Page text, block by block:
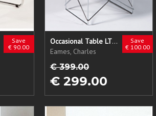
Save
€ 90.00
Save
€ 100.00
Occasional Table LTR auf Lager
Eames, Charles
€ 399.00
€ 299.00